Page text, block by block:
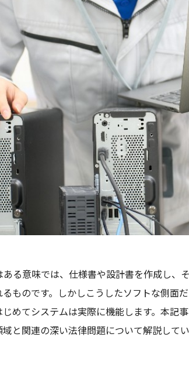
る意味では、仕様書や設計書を作成し、
ものです。しかしこうしたソフトな側面
めてシステムは実際に機能します。本記
と関連の深い法律問題について解説してい